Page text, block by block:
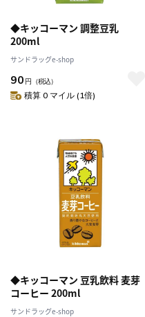
◆キッコーマン 調整豆乳
200ml
サンドラッグe-shop
90 円 （税込）
積算 0 マイル (1倍)
◆キッコーマン 豆乳飲料 麦芽
コーヒー 200ml
サンドラッグe-shop